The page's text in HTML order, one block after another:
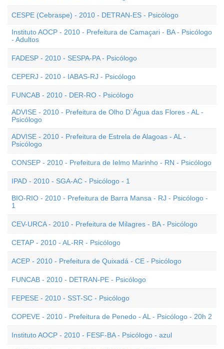
CESPE (Cebraspe) - 2010 - DETRAN-ES - Psicólogo
Instituto AOCP - 2010 - Prefeitura de Camaçari - BA - Psicólogo
- Adultos
FADESP - 2010 - SESPA-PA - Psicólogo
CEPERJ - 2010 - IABAS-RJ - Psicólogo
FUNCAB - 2010 - DER-RO - Psicólogo
ADVISE - 2010 - Prefeitura de Olho D`Água das Flores - AL -
Psicólogo
ADVISE - 2010 - Prefeitura de Estrela de Alagoas - AL -
Psicólogo
CONSEP - 2010 - Prefeitura de Ielmo Marinho - RN - Psicólogo
IPAD - 2010 - SGA-AC - Psicólogo - 1
BIO-RIO - 2010 - Prefeitura de Barra Mansa - RJ - Psicólogo -
1
CEV-URCA - 2010 - Prefeitura de Milagres - BA - Psicólogo
CETAP - 2010 - AL-RR - Psicólogo
ACEP - 2010 - Prefeitura de Quixadá - CE - Psicólogo
FUNCAB - 2010 - DETRAN-PE - Psicólogo
FEPESE - 2010 - SST-SC - Psicólogo
COPEVE - 2010 - Prefeitura de Penedo - AL - Psicólogo - 20h 2
Instituto AOCP - 2010 - FESF-BA - Psicólogo - azul